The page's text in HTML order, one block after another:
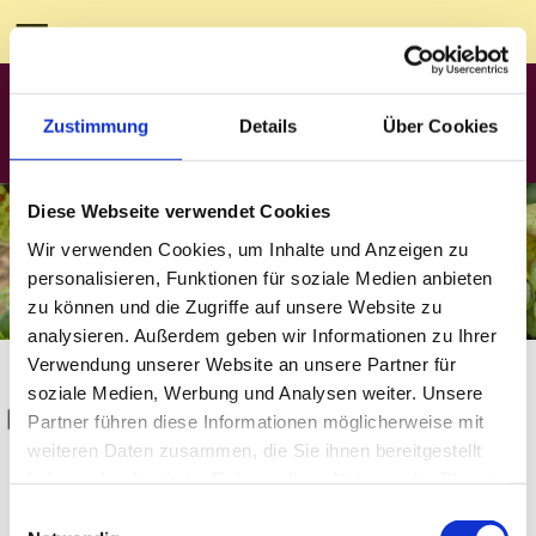
Zustimmung Details Über Cookies
Diese Webseite verwendet Cookies
Wir verwenden Cookies, um Inhalte und Anzeigen zu
personalisieren, Funktionen für soziale Medien anbieten
zu können und die Zugriffe auf unsere Website zu
analysieren. Außerdem geben wir Informationen zu Ihrer
Verwendung unserer Website an unsere Partner für
soziale Medien, Werbung und Analysen weiter. Unsere
Partner führen diese Informationen möglicherweise mit
weiteren Daten zusammen, die Sie ihnen bereitgestellt
Liebe Kunden,
Sie können unsere Weine nicht direkt bei uns einkaufen? Kein
Problem! Gerne senden wir Ihnen unsere Weine per
Paketdienst oder mit der Spedition direkt nach Hause. Wir
versenden in 6er, 12er oder in 18er Einheiten.
Außerdem können Sie unsere Weine auchbei Anton Schiebel in
Langenprozelten erwerben. Tel.09351-1222.